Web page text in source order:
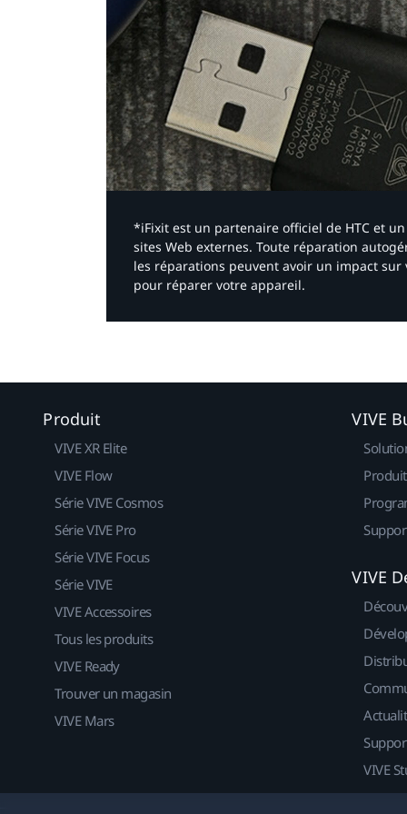
*iFixit est un partenaire officiel de HTC et
sites Web externes. Toute réparation
les réparations peuvent avoir un impact
pour réparer votre appareil.​
Produit
VIVE XR Elite
VIVE Flow
Série VIVE Cosmos
Série VIVE Pro
Série VIVE Focus
Série VIVE
VIVE Accessoires
Tous les produits
VIVE Ready
Trouver un magasin
VIVE Mars
VIVE
VIVE
VIVE